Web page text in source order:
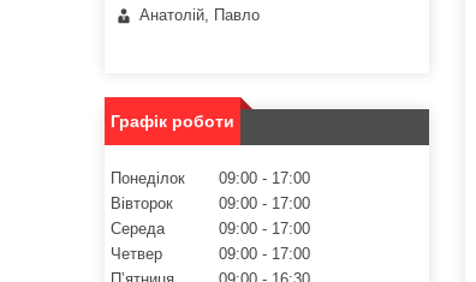
Анатолій, Павло
Графік роботи
Понеділок 09:00
17:00
Вівторок
09:00
17:00
Середа
09:00
17:00
Четвер
09:00
17:00